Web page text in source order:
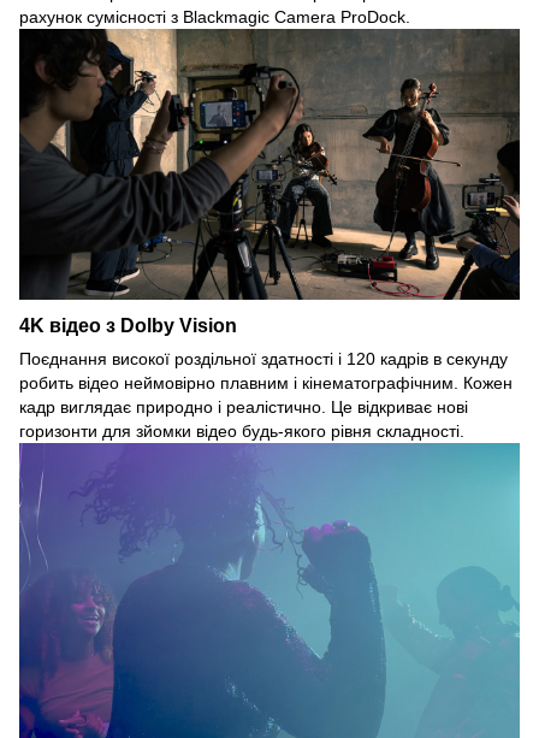
рахунок сумісності з Blackmagic Camera ProDock.
4K відео з Dolby Vision
Поєднання високої роздільної здатності і 120 кадрів в секунду
робить відео неймовірно плавним і кінематографічним. Кожен
кадр виглядає природно і реалістично. Це відкриває нові
горизонти для зйомки відео будь-якого рівня складності.